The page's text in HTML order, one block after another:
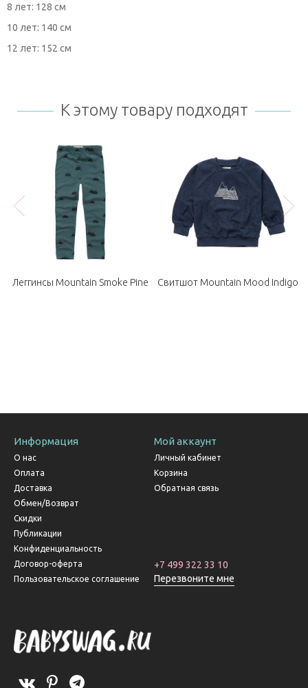
8 лет: 128 см
10 лет: 140 см
12 лет: 152 см
К этому товару подходят
Леггинсы Mountain Smoke Pine Свитшот Mountain Mood Indigo
Информация
О нас
Оплата
Доставка
Обмен/Возврат
Скидки
Публикации
Конфиденциальность
Договор-оферта
Пользовательское соглашение
Мой аккаунт
Личный кабинет
Корзина
Обратная связь
+7 499 322 33 10
Перезвоните мне